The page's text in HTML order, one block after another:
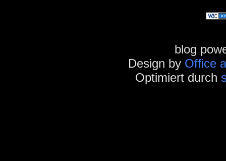
blog
Design by Office
Optimiert durch